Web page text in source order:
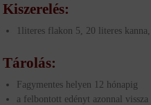
Kiszerelés:
1literes flakon 5, 20 literes
Tárolás:
Fagymentes helyen 12 hónapig
a felbontott edényt azonnal